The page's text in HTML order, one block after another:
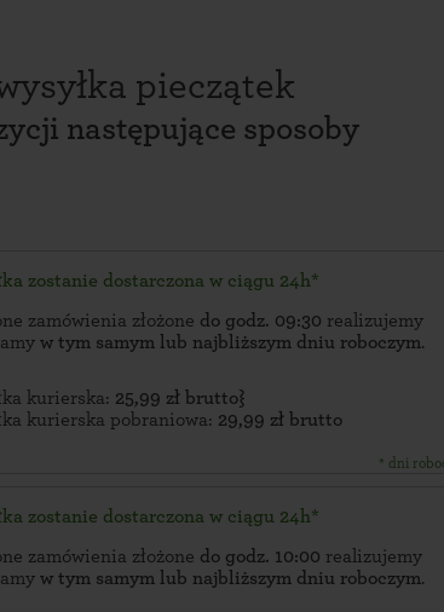
pieczątek
następujące sposoby
zostanie dostarczona w ciągu 24h*
zamówienia złożone do godz. 09:30 realizujemy
w tym samym lub najbliższym dniu roboczym.
kurierska: 25,99 zł brutto}
kurierska pobraniowa: 29,99 zł brutto
* dni
zostanie dostarczona w ciągu 24h*
zamówienia złożone do godz. 10:00 realizujemy
w tym samym lub najbliższym dniu roboczym.